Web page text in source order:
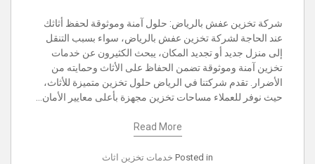
شركة تخزين عفش بالرياض: حلول آمنة وموثوقة لحفظ أثاثك
عند الحاجة لشركة تخزين عفش بالرياض، سواء بسبب التنقل
إلى منزل جديد أو تجديد المكان، يبحث الكثيرون عن خدمات
تخزين آمنة وموثوقة تضمن الحفاظ على الأثاث وحمايته من
الأضرار. تقدم شركتنا في الرياض حلول تخزين متميزة للأثاث،
حيث نوفر للعملاء مساحات تخزين مجهزة بأعلى معايير الأمان…
Read More
Posted in خدمات تخزين اثاث